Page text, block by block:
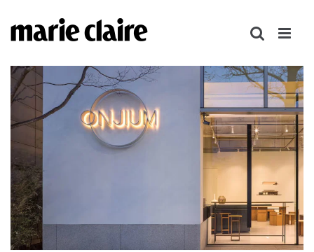
텐
로
너
뛰